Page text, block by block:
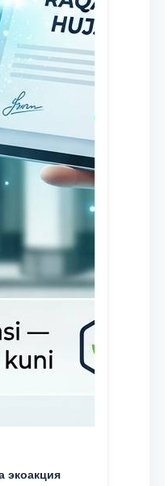
экоакция